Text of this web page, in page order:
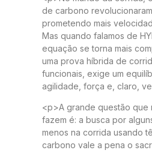
de carbono
prometendo mais
Mas quando falamos de
equação se torna mais
uma prova híbrida de
funcionais, exige um
agilidade, força e, claro,
<p>A grande questão que
fazem é: a busca por
menos na corrida usando
carbono vale a pena o